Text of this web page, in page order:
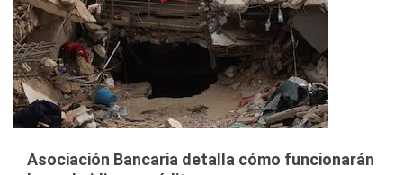
Asociación Bancaria detalla cómo funcionarán